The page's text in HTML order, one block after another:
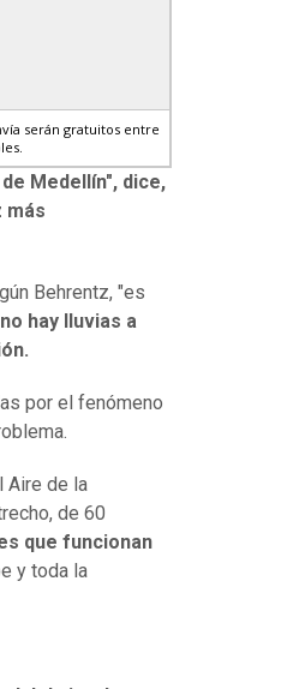
serán gratuitos entre
Medellín", dice,
más
Behrentz, "es
hay lluvias a
por el fenómeno
Aire de la
de 60
que funcionan
y toda la